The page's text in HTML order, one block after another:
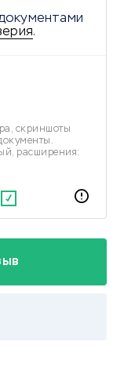
.
скриншоты
расширения: